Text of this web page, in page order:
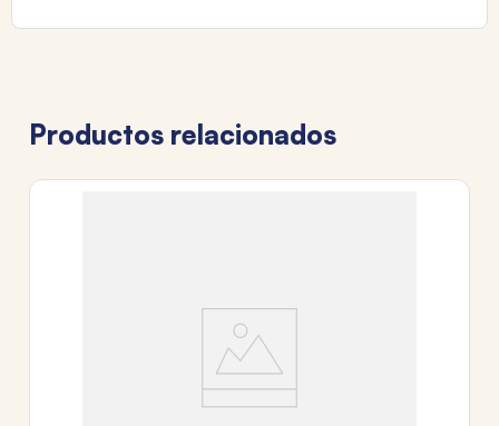
Productos relacionados